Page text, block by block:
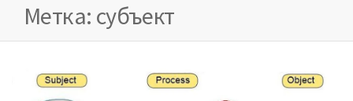
Метка: субъект